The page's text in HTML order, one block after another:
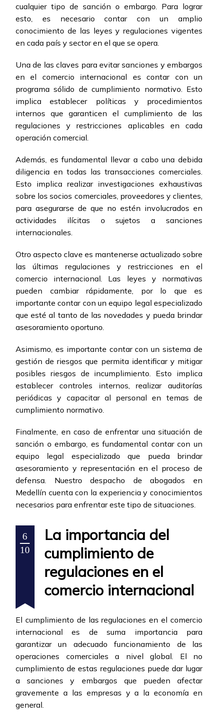
cualquier tipo de sanción o embargo. Para lograr
esto, es necesario contar con un amplio
conocimiento de las leyes y regulaciones vigentes
en cada país y sector en el que se opera.
Una de las claves para evitar sanciones y embargos
en el comercio internacional es contar con un
programa sólido de cumplimiento normativo. Esto
implica establecer políticas y procedimientos
internos que garanticen el cumplimiento de las
regulaciones y restricciones aplicables en cada
operación comercial.
Además, es fundamental llevar a cabo una debida
diligencia en todas las transacciones comerciales.
Esto implica realizar investigaciones exhaustivas
sobre los socios comerciales, proveedores y clientes,
para asegurarse de que no estén involucrados en
actividades ilícitas o sujetos a sanciones
internacionales.
Otro aspecto clave es mantenerse actualizado sobre
las últimas regulaciones y restricciones en el
comercio internacional. Las leyes y normativas
pueden cambiar rápidamente, por lo que es
importante contar con un equipo legal especializado
que esté al tanto de las novedades y pueda brindar
asesoramiento oportuno.
Asimismo, es importante contar con un sistema de
gestión de riesgos que permita identificar y mitigar
posibles riesgos de incumplimiento. Esto implica
establecer controles internos, realizar auditorías
periódicas y capacitar al personal en temas de
cumplimiento normativo.
Finalmente, en caso de enfrentar una situación de
sanción o embargo, es fundamental contar con un
equipo legal especializado que pueda brindar
asesoramiento y representación en el proceso de
defensa. Nuestro despacho de abogados en
Medellín cuenta con la experiencia y conocimientos
necesarios para enfrentar este tipo de situaciones.
6
10
La importancia del
cumplimiento de
regulaciones en el
comercio internacional
El cumplimiento de las regulaciones en el comercio
internacional es de suma importancia para
garantizar un adecuado funcionamiento de las
operaciones comerciales a nivel global. El no
cumplimiento de estas regulaciones puede dar lugar
a sanciones y embargos que pueden afectar
gravemente a las empresas y a la economía en
general.